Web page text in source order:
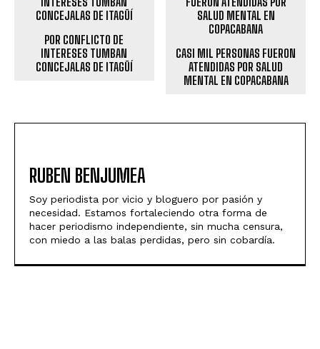
POR CONFLICTO DE
INTERESES TUMBAN
CONCEJALAS DE ITAGÜÍ
CASI MIL PERSONAS FUERON
ATENDIDAS POR SALUD
MENTAL EN COPACABANA
RUBEN BENJUMEA
Soy periodista por vicio y bloguero por pasión y
necesidad. Estamos fortaleciendo otra forma de
hacer periodismo independiente, sin mucha censura,
con miedo a las balas perdidas, pero sin cobardía.